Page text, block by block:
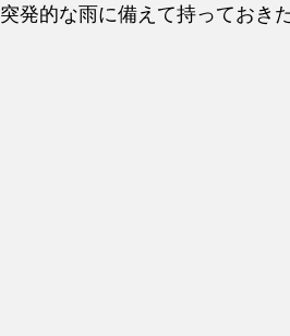
突発的な雨に備えて持っておき